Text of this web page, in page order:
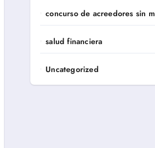
concurso de acreedores sin
salud financiera
Uncategorized